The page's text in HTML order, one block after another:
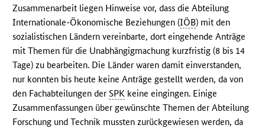
Zusammenarbeit liegen Hinweise vor, dass die Abteilung
Internationale-Ökonomische Beziehungen (IÖB) mit den
sozialistischen Ländern vereinbarte, dort eingehende Anträge
mit Themen für die Unabhängigmachung kurzfristig (8 bis 14
Tage) zu bearbeiten. Die Länder waren damit einverstanden,
nur konnten bis heute keine Anträge gestellt werden, da von
den Fachabteilungen derSPK keine eingingen. Einige
Zusammenfassungen über gewünschte Themen der Abteilung
Forschung und Technik mussten zurückgewiesen werden, da